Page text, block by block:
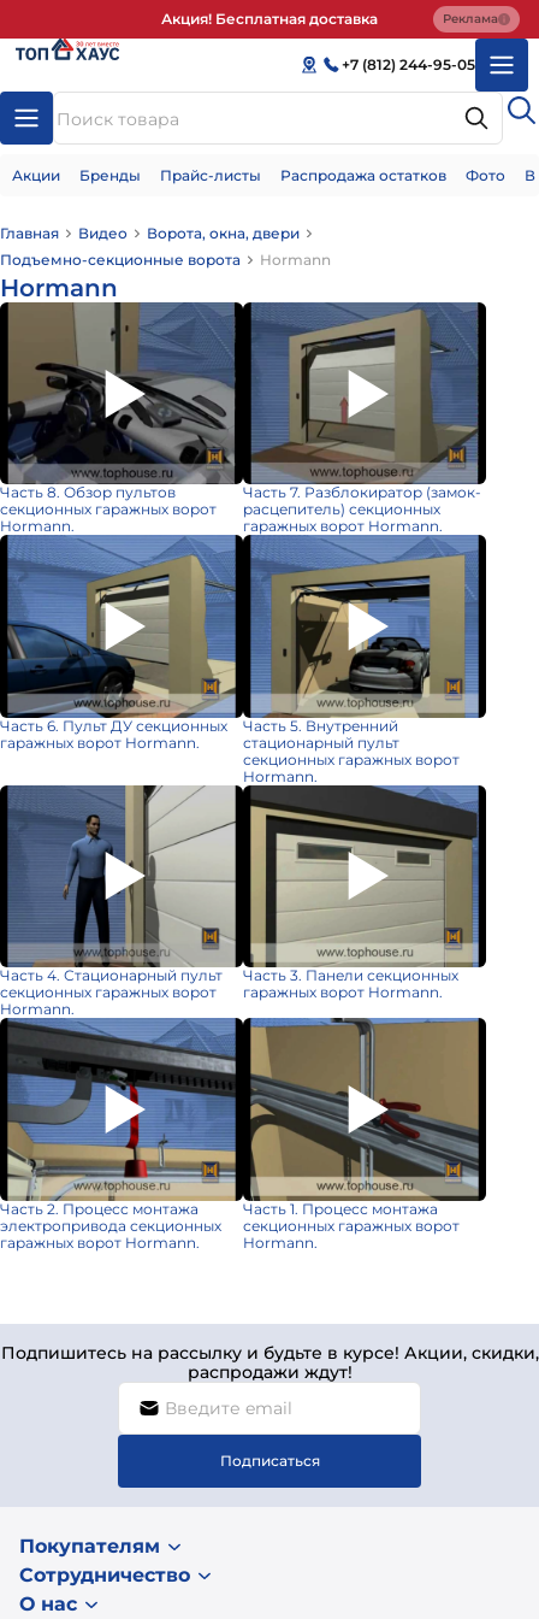
Акция! Бесплатная доставка Реклама
+7 (812) 244-95-05
Акции Бренды Прайс-листы Распродажа остатков Фото
Главная Видео
Ворота, окна, двери
Подъемно-секционные ворота
Hormann
Hormann
Часть 8. Обзор пультов
секционных гаражных ворот
Hormann.
Часть 7. Разблокиратор (замок-
расцепитель) секционных
гаражных ворот Hormann.
Часть 6. Пульт ДУ секционных
гаражных ворот Hormann.
Часть 5. Внутренний
стационарный пульт
секционных гаражных ворот
Hormann.
Часть 4. Стационарный пульт
секционных гаражных ворот
Hormann.
Часть 3. Панели секционных
гаражных ворот Hormann.
Часть 2. Процесс монтажа
электропривода секционных
гаражных ворот Hormann.
Часть 1. Процесс монтажа
секционных гаражных ворот
Hormann.
Подпишитесь на рассылку и будьте в курсе! Акции, скидки,
распродажи ждут!
Подписаться
Покупателям
Сотрудничество
О нас